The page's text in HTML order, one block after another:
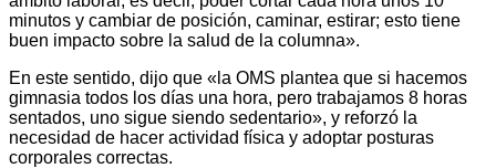
minutos y cambiar de posición, caminar, estirar; esto tiene
buen impacto sobre la salud de la columna».
En este sentido, dijo que «la OMS plantea que si hacemos
gimnasia todos los días una hora, pero trabajamos 8 horas
sentados, uno sigue siendo sedentario», y reforzó la
necesidad de hacer actividad física y adoptar posturas
corporales correctas.